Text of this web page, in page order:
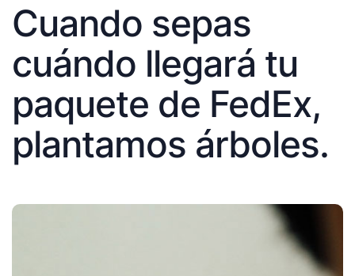
Cuando sepas
cuándo llegará tu
paquete de FedEx,
plantamos árboles.